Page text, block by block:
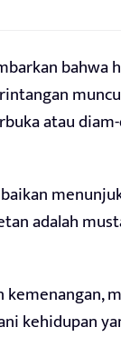
atau
adalah
kemenangan,
kehidupan